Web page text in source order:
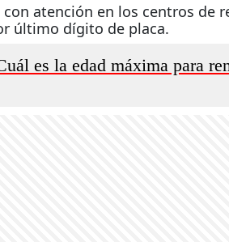
atención en los centros de
último dígito de placa.
es la edad máxima para